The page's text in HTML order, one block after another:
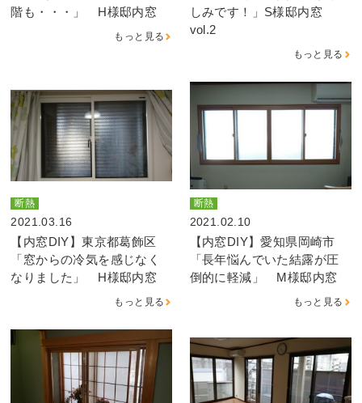
階も・・・」 H様邸内窓
もっと見る
しみです！」S様邸内窓
vol.2
もっと見る
断熱
2021.03.16
【内窓DIY】東京都葛飾区
「窓からの冷気を感じなく
なりました」 H様邸内窓
もっと見る
断熱
2021.02.10
【内窓DIY】愛知県岡崎市
「長年悩んでいた結露が圧
倒的に軽減」 M様邸内窓
もっと見る